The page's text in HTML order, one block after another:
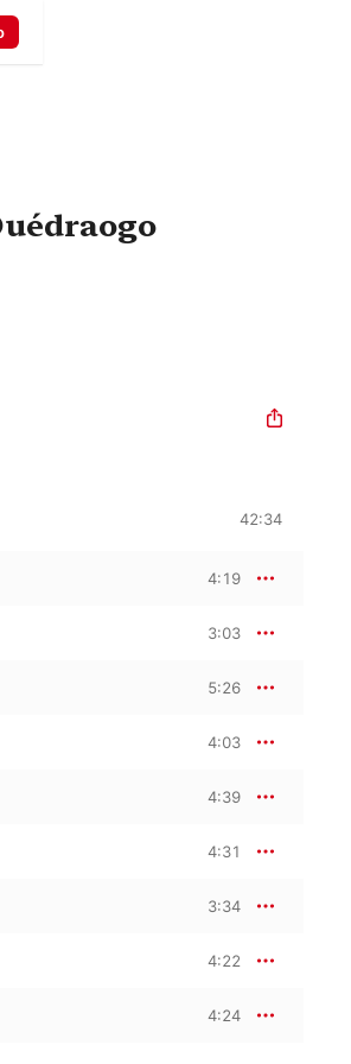
42:34
4:19
3:03
5:26
4:03
4:39
4:31
3:34
4:22
4:24